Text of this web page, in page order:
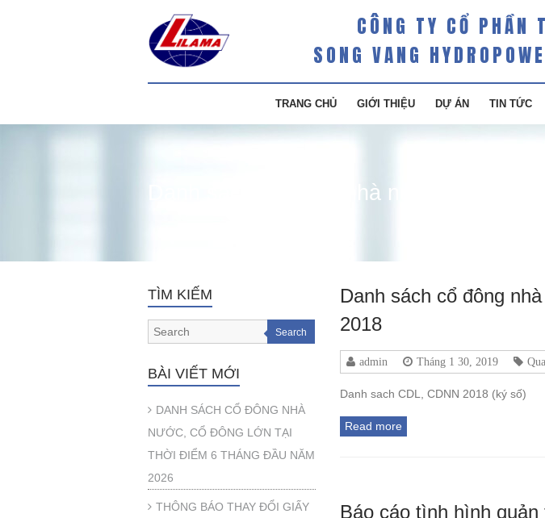
CÔNG TY CỔ PHẦN
SONG VANG
TRANG CHỦ GIỚI THIỆU DỰ ÁN TIN TỨC
Danh sách cổ đông nhà nước, cổ
Danh sách cổ đông
2018
admin Tháng 1 30, 2019
Danh sach CDL, CDNN 2018 (ký số)
Read more
Báo cáo tình hình
TÌM KIẾM
Search
BÀI VIẾT MỚI
DANH SÁCH CỔ ĐÔNG NHÀ
NƯỚC, CỔ ĐÔNG LỚN TẠI
THỜI ĐIỂM 6 THÁNG ĐẦU NĂM
2026
THÔNG BÁO THAY ĐỔI GIẤY